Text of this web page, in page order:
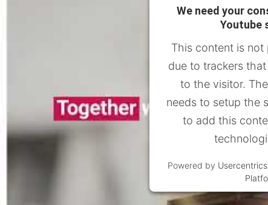
We need your
Youtube
This content is
due to trackers
to the visitor.
needs to setup the
to add this
Powered by